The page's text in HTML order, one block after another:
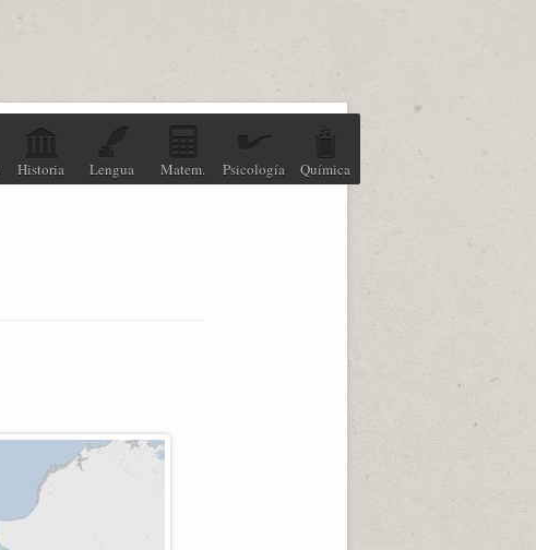
Historia Lengua Matem. Psicología Química